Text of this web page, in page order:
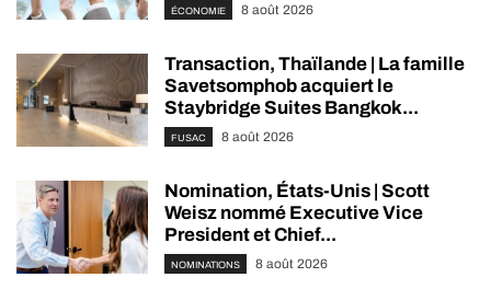
ÉCONOMIE 8 août 2026
Transaction, Thaïlande | La famille
Savetsomphob acquiert le
Staybridge Suites Bangkok...
FUSAC 8 août 2026
Nomination, États-Unis | Scott
Weisz nommé Executive Vice
President et Chief...
NOMINATIONS 8 août 2026